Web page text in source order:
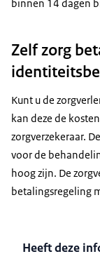
binnen 14 dagen
Zelf zorg
Kunt u de
kan deze de
zorgverzekeraar.
voor de
hoog zijn. De
betalingsregeling
Heeft deze